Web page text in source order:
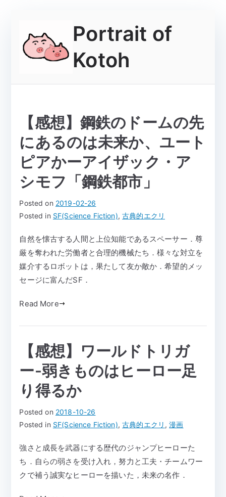
content
Portrait of
Kotoh
【感想】鋼鉄のドームの先
にあるのは未来か、ユート
ピアかーアイザック・ア
シモフ「鋼鉄都市」
Posted on 2019-02-26
Posted in SF(Science Fiction),古典的エクリ
自然を懐古する人間と上位知能であるスペーサー．尊
厳を奪われた労働者と合理的機械たち．様々な対立を
媒介するロボットは，果たして友か敵か．希望的メッ
セージに富んだSF．
Read More
【感想】ワールドトリガ
ー-弱きものはヒーロー足
り得るか
Posted on 2018-10-26
Posted in SF(Science Fiction),古典的エクリ ,漫画
強さと成長を武器にする歴代のジャンプヒーローた
ち．自らの弱さを受け入れ，努力と工夫・チームワー
クで補う誠実なヒーローを描いた，未来の名作．